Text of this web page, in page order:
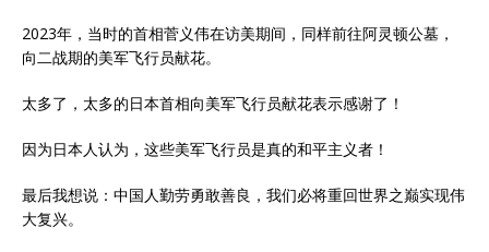
2023年，当时的首相菅义伟在访美期间，同样前往阿灵顿公墓，
向二战期的美军飞行员献花。
太多了，太多的日本首相向美军飞行员献花表示感谢了！
因为日本人认为，这些美军飞行员是真的和平主义者！
最后我想说：中国人勤劳勇敢善良，我们必将重回世界之巅实现伟
大复兴。